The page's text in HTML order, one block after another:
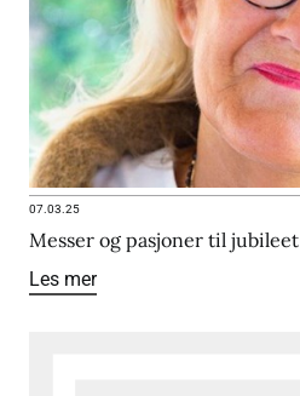
07.03.25
Messer og pasjoner til jubileet
Les mer